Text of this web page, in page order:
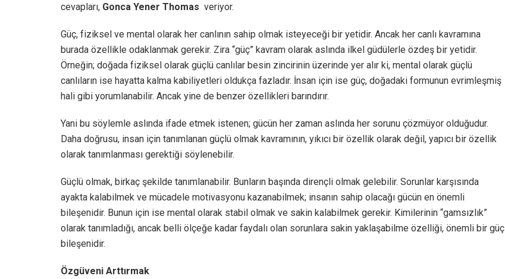
cevapları, Gonca Yener Thomas veriyor.
Güç, fiziksel ve mental olarak her canlının sahip olmak isteyeceği bir yetidir. Ancak her canlı kavramına
burada özellikle odaklanmak gerekir. Zira “güç” kavram olarak aslında ilkel güdülerle özdeş bir yetidir.
Örneğin; doğada fiziksel olarak güçlü canlılar besin zincirinin üzerinde yer alır ki, mental olarak güçlü
canlıların ise hayatta kalma kabiliyetleri oldukça fazladır. İnsan için ise güç, doğadaki formunun evrimleşmiş
hali gibi yorumlanabilir. Ancak yine de benzer özellikleri barındırır.
Yani bu söylemle aslında ifade etmek istenen; gücün her zaman aslında her sorunu çözmüyor olduğudur.
Daha doğrusu, insan için tanımlanan güçlü olmak kavramının, yıkıcı bir özellik olarak değil, yapıcı bir özellik
olarak tanımlanması gerektiği söylenebilir.
Güçlü olmak, birkaç şekilde tanımlanabilir. Bunların başında dirençli olmak gelebilir. Sorunlar karşısında
ayakta kalabilmek ve mücadele motivasyonu kazanabilmek; insanın sahip olacağı gücün en önemli
bileşenidir. Bunun için ise mental olarak stabil olmak ve sakin kalabilmek gerekir. Kimilerinin “gamsızlık”
olarak tanımladığı, ancak belli ölçeğe kadar faydalı olan sorunlara sakin yaklaşabilme özelliği, önemli bir güç
bileşenidir.
Özgüveni Arttırmak